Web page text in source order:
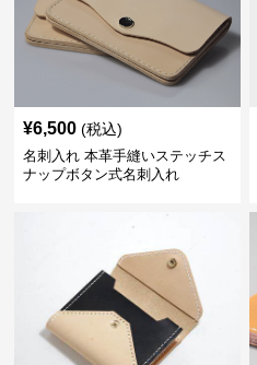
¥6,500 (税込)
名刺入れ 本革手縫いステッチス
ナップボタン式名刺入れ